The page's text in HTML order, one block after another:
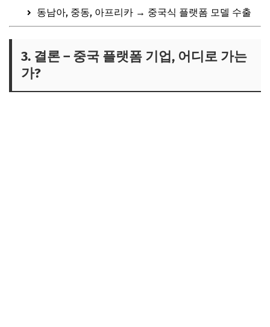
동남아, 중동, 아프리카 → 중국식 플랫폼 모델 수출
3. 결론 – 중국 플랫폼 기업, 어디로 가는
가?